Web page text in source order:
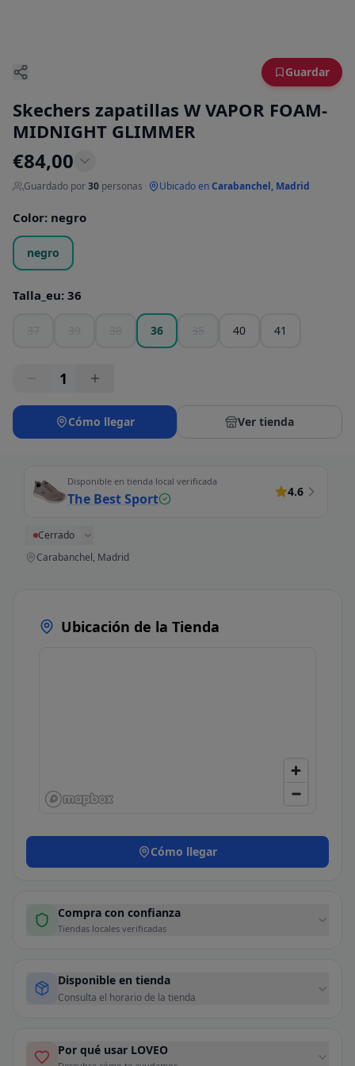
Guardar
Skechers zapatillas W VAPOR FOAM-
MIDNIGHT GLIMMER
€84,00
Guardado por30 personas Ubicado enCarabanchel, Madrid
Color: negro
negro
Talla_eu: 36
36 40 41
1
Cómo llegar Ver tienda
Disponible en tienda local verificada
The Best Sport 4.6
Cerrado
Carabanchel, Madrid
Ubicación de la Tienda
Cómo llegar
Compra con confianza
Tiendas locales verificadas
Disponible en tienda
Consulta el horario de la tienda
Por qué usar LOVEO